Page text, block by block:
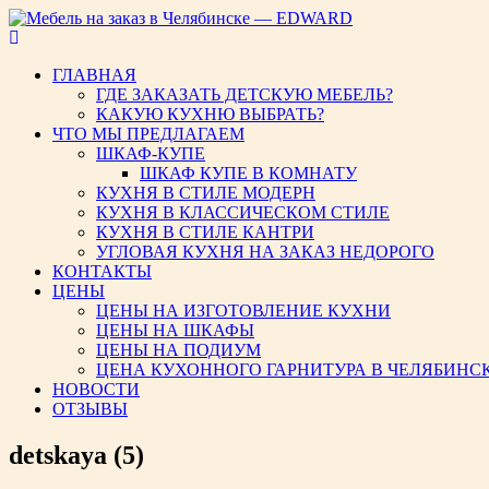
Мебель на заказ в
ГЛАВНАЯ
ГДЕ ЗАКАЗАТЬ ДЕТСКУЮ МЕБЕЛЬ?
КАКУЮ КУХНЮ ВЫБРАТЬ?
ЧТО МЫ ПРЕДЛАГАЕМ
ШКАФ-КУПЕ
ШКАФ КУПЕ В КОМНАТУ
КУХНЯ В СТИЛЕ МОДЕРН
КУХНЯ В КЛАССИЧЕСКОМ СТИЛЕ
КУХНЯ В СТИЛЕ КАНТРИ
УГЛОВАЯ КУХНЯ НА ЗАКАЗ НЕДОРОГО
КОНТАКТЫ
ЦЕНЫ
ЦЕНЫ НА ИЗГОТОВЛЕНИЕ КУХНИ
ЦЕНЫ НА ШКАФЫ
ЦЕНЫ НА ПОДИУМ
ЦЕНА КУХОННОГО ГАРНИТУРА В
НОВОСТИ
ОТЗЫВЫ
detskaya (5)